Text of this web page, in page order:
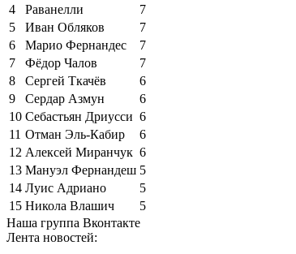
4
Раванелли
7
5
Иван Обляков
7
6
Марио Фернандес
7
7
Фёдор Чалов
7
8
Сергей Ткачёв
6
9
Сердар Азмун
6
10 Себастьян Дриусси 6
11 Отман Эль-Кабир
6
12 Алексей Миранчук 6
13 Мануэл Фернандеш 5
14 Луис Адриано
5
15 Никола Влашич
5
Наша группа Вконтакте
Лента новостей: